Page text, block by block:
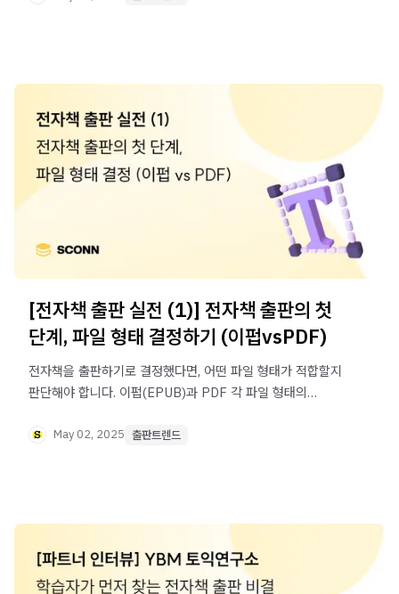
[전자책 출판 실전 (1)] 전자책 출판의 첫
단계, 파일 형태 결정하기 (이펍vsPDF)
전자책을 출판하기로 결정했다면, 어떤 파일 형태가 적합할지
판단해야 합니다. 이펍(EPUB)과 PDF 각 파일 형태의
May 02, 2025 출판트렌드